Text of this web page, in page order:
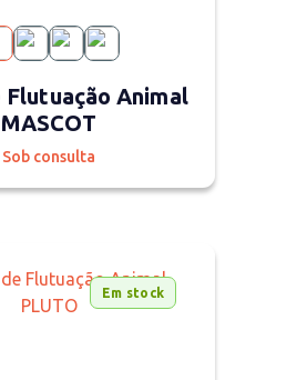
Flutuação Animal
MASCOT
Sob consulta
Em stock